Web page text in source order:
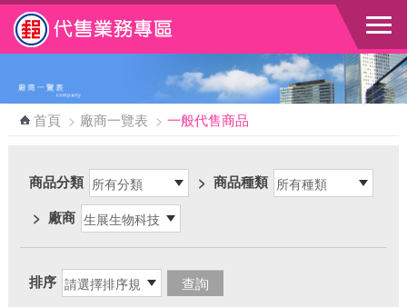
跳到主要內容區塊
首頁 > 廠商一覽表 > 一般代售商品
商品分類 > 商品種類
> 廠商
排序